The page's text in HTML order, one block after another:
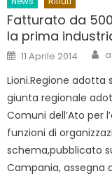
Fatturato da
la prima
Posted
on
11 Aprile 2014
Lioni.Regione
giunta regionale
Comuni dell’Ato per
funzioni di
schema,pubblicato
Campania, assegna